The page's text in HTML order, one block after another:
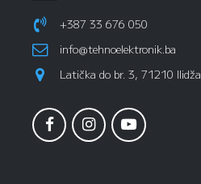
+387 33 676 050
info@tehnoelektronik.ba
Latička do br. 3, 71210 Ilidža